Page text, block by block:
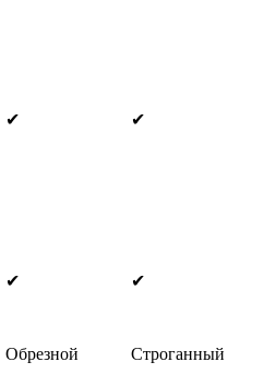
✔ ✔
✔ ✔
Обрезной Строганный